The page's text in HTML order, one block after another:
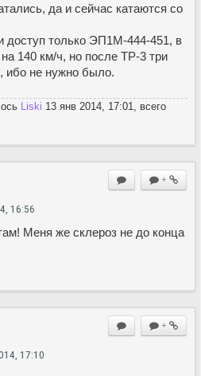
да и сейчас катаются со
доступ только ЭП1М-444-451, в
140 км/ч, но после ТР-3 три
ибо не нужно было.
Liski 13 янв 2014, 17:01, всего
+
16:56
Меня же склероз не до конца
+
17:10